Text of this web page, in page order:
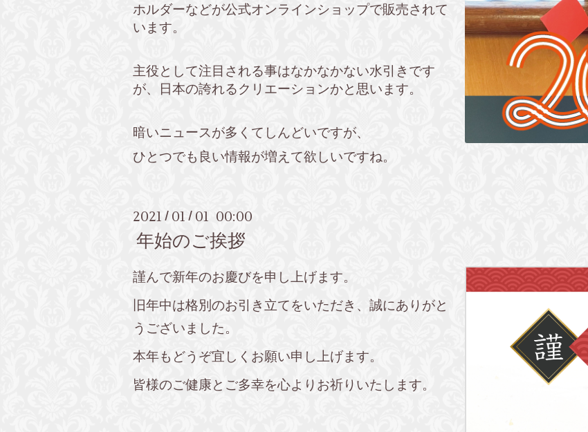
ホルダーなどが公式オンラインショップで販売されて
います。
主役として注目される事はなかなかない水引きです
が、日本の誇れるクリエーションかと思います。
暗いニュースが多くてしんどいですが、
ひとつでも良い情報が増えて欲しいですね。
2021 / 01 / 01 00:00
年始のご挨拶
謹んで新年のお慶びを申し上げます。
旧年中は格別のお引き立てをいただき、誠にありがと
うございました。
本年もどうぞ宜しくお願い申し上げます。
皆様のご健康とご多幸を心よりお祈りいたします。